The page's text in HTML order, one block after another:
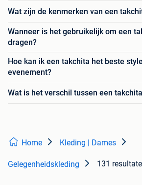
Wat zijn de kenmerken van een
Wanneer is het gebruikelijk om een
dragen?
Hoe kan ik een takchita het beste
evenement?
Wat is het verschil tussen een
Home Kleding | Dames
Gelegenheidskleding 131